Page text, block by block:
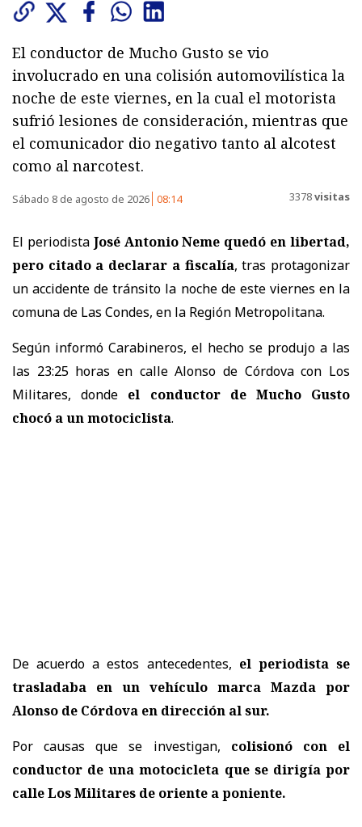
El conductor de Mucho Gusto se vio
involucrado en una colisión automovilística la
noche de este viernes, en la cual el motorista
sufrió lesiones de consideración, mientras que
el comunicador dio negativo tanto al alcotest
como al narcotest.
Sábado 8 de agosto de 2026 08:14 3378visitas
El periodista José Antonio Neme quedó en libertad,
pero citado a declarar a fiscalía, tras protagonizar
un accidente de tránsito la noche de este viernes en la
comuna de Las Condes, en la Región Metropolitana.
Según informó Carabineros, el hecho se produjo a las
las 23:25 horas en calle Alonso de Córdova con Los
Militares, donde el conductor de Mucho Gusto
chocó a un motociclista.
De acuerdo a estos antecedentes, el periodista se
trasladaba en un vehículo marca Mazda por
Alonso de Córdova en dirección al sur.
Por causas que se investigan, colisionó con el
conductor de una motocicleta que se dirigía por
calle Los Militares de oriente a poniente.